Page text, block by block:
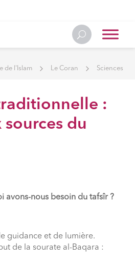
de l'Islam Le Coran Sciences du
:
sources du
avons-nous besoin du tafsîr ?
guidance et de lumière.
de la sourate al-Baqara :